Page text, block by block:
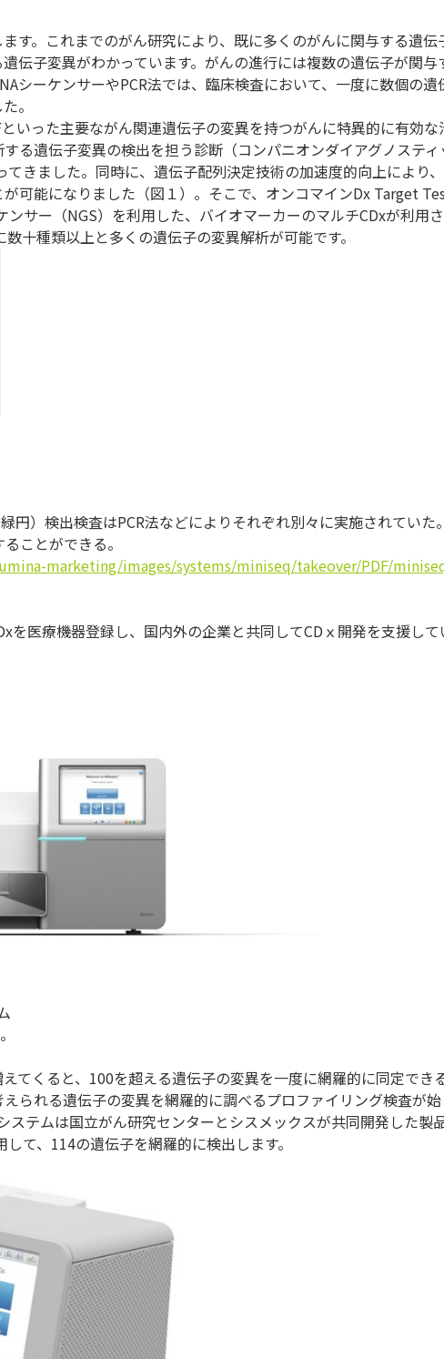
す。これまでのがん研究により、既に多くのがんに関与する遺伝
伝子変異がわかっています。がんの進行には複数の遺伝子が関与
シーケンサーやPCR法では、臨床検査において、一度に数個の遺
。
いった主要ながん関連遺伝子の変異を持つがんに特異的に有効な
る遺伝子変異の検出を担う診断（コンパニオンダイアグノスティ
きました。同時に、遺伝子配列決定技術の加速度的向上により、
可能になりました（図１）。そこで、オンコマインDx Target
サー（NGS）を利用した、バイオマーカーのマルチCDxが利用さ
十種類以上と多くの遺伝子の変異解析が可能です。
）検出検査はPCR法などによりそれぞれ別々に実施されていた。
ことができる。
marketing/images/systems/miniseq/takeover/PDF/
を医療機器登録し、国内外の企業と共同してCDｘ開発を支援して
てくると、100を超える遺伝子の変異を一度に網羅的に同定でき
られる遺伝子の変異を網羅的に調べるプロファイリング検査が始
ステムは国立がん研究センターとシスメックスが共同開発した製
て、114の遺伝子を網羅的に検出します。